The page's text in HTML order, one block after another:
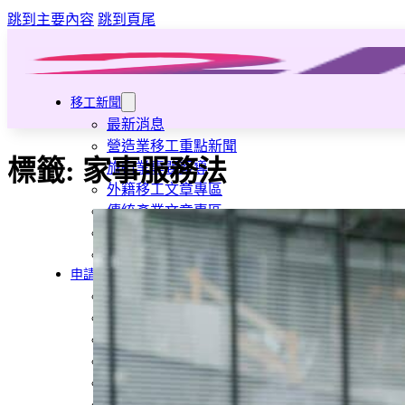
跳到主要內容 跳到頁尾
移工新聞
最新消息
營造業移工重點新聞
旅宿業專題報導
外籍移工文章專區
傳統產業文章專區
外籍看護文章專區
懶人包｜廢棄物處理與回收業
申請專區
家庭幫傭
資源回收業移工
製造業移工
標籤: 家事服務法